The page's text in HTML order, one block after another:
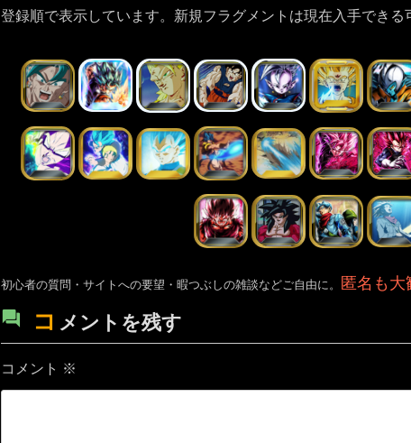
登録順で表示しています。新規フラグメントは現在入手できる
初心者の質問・サイトへの要望・暇つぶしの雑談などご自由に。 匿名も大
コ メントを残す
コメント ※